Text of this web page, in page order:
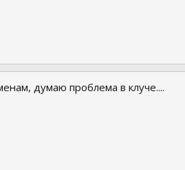
думаю проблема в клуче....